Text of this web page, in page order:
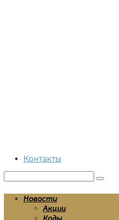
Контакты
Новости
Акции
Коды